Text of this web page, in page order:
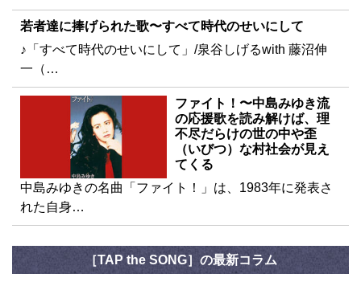
若者達に捧げられた歌〜すべて時代のせいにして
♪「すべて時代のせいにして」/泉谷しげるwith 藤沼伸
一（…
ファイト！〜中島みゆき流
の応援歌を読み解けば、理
不尽だらけの世の中や歪
（いびつ）な村社会が見え
てくる
中島みゆきの名曲「ファイト！」は、1983年に発表さ
れた自身…
［TAP the SONG］の最新コラム